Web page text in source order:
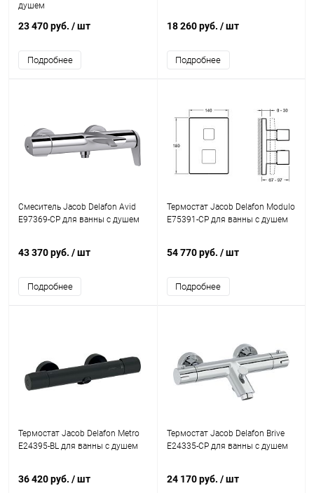
душем
23 470 руб. / шт
Подробнее
18 260 руб. / шт
Подробнее
Смеситель Jacob Delafon Avid
E97369-CP для ванны с душем
43 370 руб. / шт
Подробнее
Термостат Jacob Delafon Modulo
E75391-CP для ванны с душем
54 770 руб. / шт
Подробнее
Термостат Jacob Delafon Metro
E24395-BL для ванны с душем
36 420 руб. / шт
Термостат Jacob Delafon Brive
E24335-CP для ванны с душем
24 170 руб. / шт